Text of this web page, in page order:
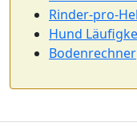
Rinder-pro-
Hund
Bodenrechner